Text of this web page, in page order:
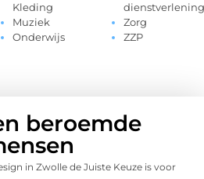
Kleding
Muziek
Onderwijs
dienstverlening
Zorg
ZZP
beroemde
in Zwolle de Juiste Keuze is voor